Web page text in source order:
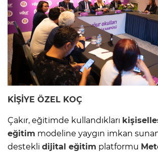
KİŞİYE ÖZEL KOÇ
Çakır, eğitimde kullandıkları
eğitim modeline yaygın imkan
destekli dijital eğitim platformu